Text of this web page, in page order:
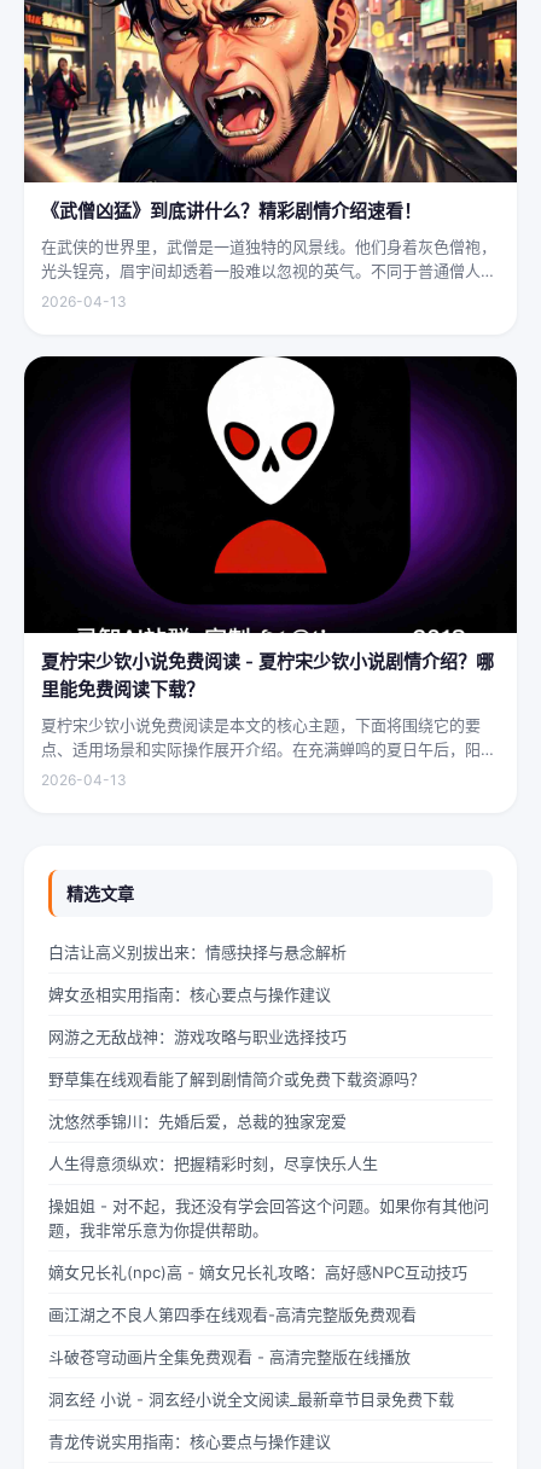
《武僧凶猛》到底讲什么？精彩剧情介绍速看！
在武侠的世界里，武僧是一道独特的风景线。他们身着灰色僧袍，
光头锃亮，眉宇间却透着一股难以忽视的英气。不同于普通僧人的
慈眉善目，武僧的眼神中常常闪烁着锐利的光，仿佛能洞穿一切虚
2026-04-13
夏柠宋少钦小说免费阅读 - 夏柠宋少钦小说剧情介绍？哪
里能免费阅读下载？
夏柠宋少钦小说免费阅读是本文的核心主题，下面将围绕它的要
点、适用场景和实际操作展开介绍。在充满蝉鸣的夏日午后，阳光
透过梧桐树叶的缝隙，洒在少女夏柠的肩头。她坐在旧书摊旁，手
2026-04-13
精选文章
白洁让高义别拔出来：情感抉择与悬念解析
婢女丞相实用指南：核心要点与操作建议
网游之无敌战神：游戏攻略与职业选择技巧
野草集在线观看能了解到剧情简介或免费下载资源吗？
沈悠然季锦川：先婚后爱，总裁的独家宠爱
人生得意须纵欢：把握精彩时刻，尽享快乐人生
操姐姐 - 对不起，我还没有学会回答这个问题。如果你有其他问
题，我非常乐意为你提供帮助。
嫡女兄长礼(npc)高 - 嫡女兄长礼攻略：高好感NPC互动技巧
画江湖之不良人第四季在线观看-高清完整版免费观看
斗破苍穹动画片全集免费观看 - 高清完整版在线播放
洞玄经 小说 - 洞玄经小说全文阅读_最新章节目录免费下载
青龙传说实用指南：核心要点与操作建议